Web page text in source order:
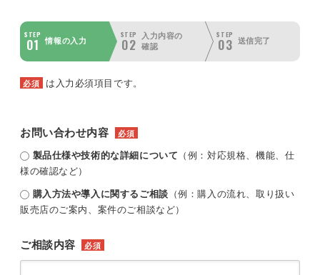
STEP
01 情報の入力
STEP
02
入力内容の
確認
STEP
03 送信完了
必須 は入力必須項目です。
お問い合わせ内容 必須
製品仕様や技術的な詳細について （例：対応規格、機能、仕
様の確認など）
購入方法や導入に関するご相談 （例：購入の流れ、取り扱い
販売店のご案内、案件のご相談など）
ご相談内容 必須